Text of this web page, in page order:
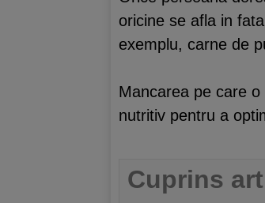
oricine se afla in
exemplu, carne de
Mancarea pe care
nutritiv pentru a
Cuprins